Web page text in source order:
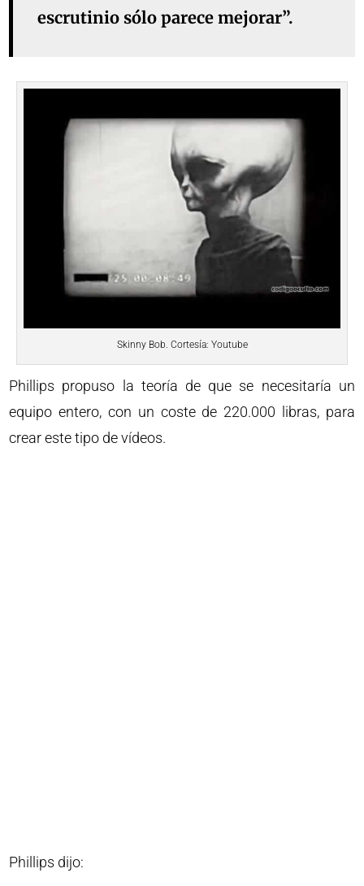
escrutinio sólo parece mejorar”.
Skinny Bob. Cortesía: Youtube
Phillips propuso la teoría de que se necesitaría un
equipo entero, con un coste de 220.000 libras, para
crear este tipo de vídeos.
Phillips dijo: